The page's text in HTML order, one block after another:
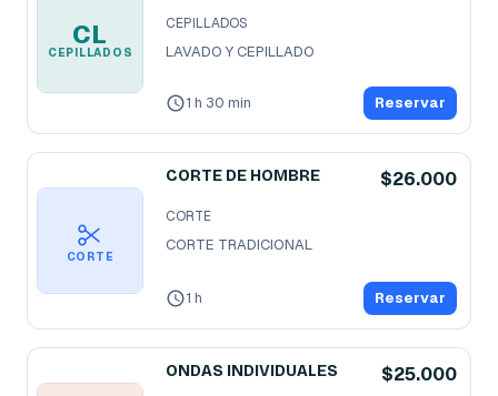
CL
CEPILLADOS
CEPILLADOS
LAVADO Y CEPILLADO
1 h 30 min Reservar
CORTE
CORTE DE HOMBRE $26.000
CORTE
CORTE TRADICIONAL
1 h Reservar
ONDAS INDIVIDUALES $25.000